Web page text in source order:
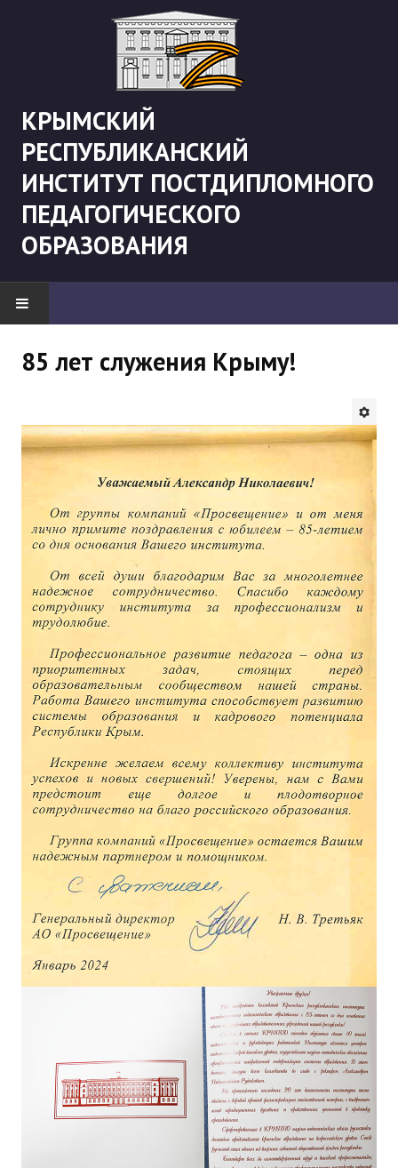
КРЫМСКИЙ
РЕСПУБЛИКАНСКИЙ
ИНСТИТУТ ПОСТДИПЛОМНОГО
ПЕДАГОГИЧЕСКОГО
ОБРАЗОВАНИЯ
Будни института
ИНСТИТУТ
Противодействие коррупции
В ПОМОЩЬ УЧИТЕЛЮ
Организация УВП
ГИА
Карта ГИА РК
Советуем прочитать
Готовимся к новому учебному году 2026-2027
ДПО
Профессиональная переподготовка
Повышение квалификации
КОНТАКТЫ
85 лет служения Крыму!